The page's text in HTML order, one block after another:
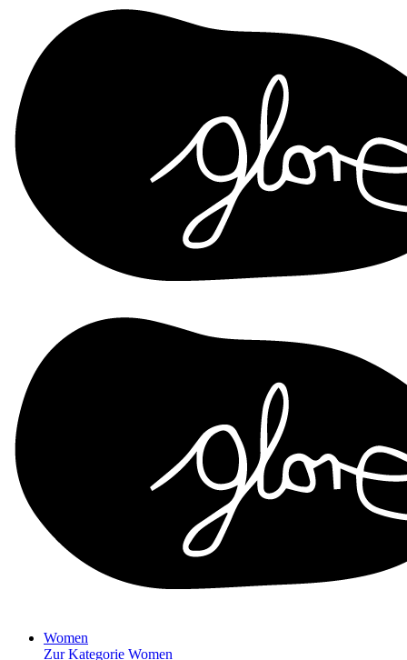
Women
Zur Kategorie Women